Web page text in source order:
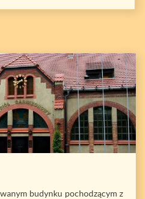
budynku pochodzącym z